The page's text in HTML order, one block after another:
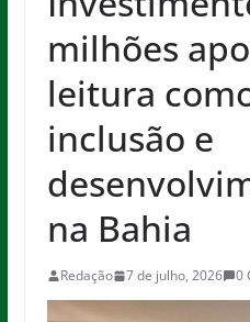
milhões
leitura
inclusão e
na Bahia
Redação 7 de julho, 2026 0